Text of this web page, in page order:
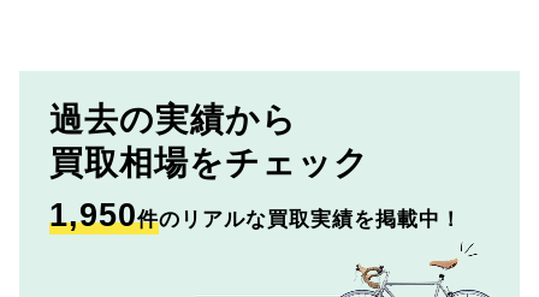
過去の実績から
買取相場をチェック
1,950件のリアルな買取実績を掲載中！